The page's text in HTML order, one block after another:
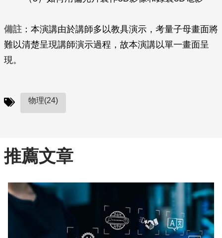
備註 ：本演講由於講師多以教具演示，考量子母畫面將
難以清楚呈現講師演示過程，故本演講以單一畫面呈
現。
物理(24)
推薦文章